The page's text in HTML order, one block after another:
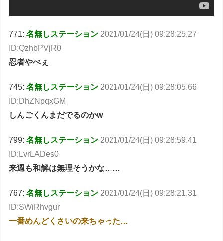
771:名無しステーション 2021/01/24(日) 09:28:25.27
ID:QzhbPVjR0
忍者やべぇ
745:名無しステーション 2021/01/24(日) 09:28:05.66
ID:DhZNpqxGM
しんごくんまだでるのかw
799:名無しステーション 2021/01/24(日) 09:28:59.41
ID:LvrLADes0
来週も和解は無理そうかな……
767:名無しステーション 2021/01/24(日) 09:28:21.31
ID:SWiRhvgur
一番めんどくさいの来ちゃった…